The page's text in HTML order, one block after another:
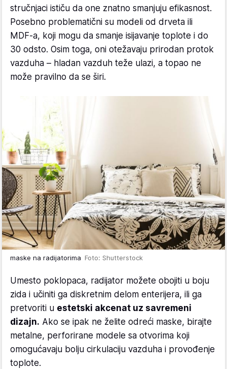
stručnjaci ističu da one znatno smanjuju efikasnost.
Posebno problematični su modeli od drveta ili
MDF-a, koji mogu da smanje isijavanje toplote i do
30 odsto. Osim toga, oni otežavaju prirodan protok
vazduha – hladan vazduh teže ulazi, a topao ne
može pravilno da se širi.
maske na radijatorima Foto: Shutterstock
Umesto poklopaca, radijator možete obojiti u boju
zida i učiniti ga diskretnim delom enterijera, ili ga
pretvoriti u estetski akcenat uz savremeni
dizajn. Ako se ipak ne želite odreći maske, birajte
metalne, perforirane modele sa otvorima koji
omogućavaju bolju cirkulaciju vazduha i provođenje
toplote.